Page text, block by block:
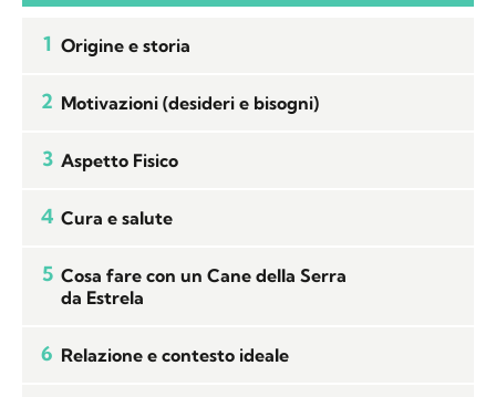
1 Origine e storia
2 Motivazioni (desideri e bisogni)
3 Aspetto Fisico
4 Cura e salute
5 Cosa fare con un Cane della Serra
da Estrela
6 Relazione e contesto ideale